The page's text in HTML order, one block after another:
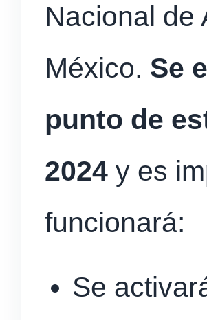
Nacional de
México. Se
punto de
2024 y es
funcionará:
Se